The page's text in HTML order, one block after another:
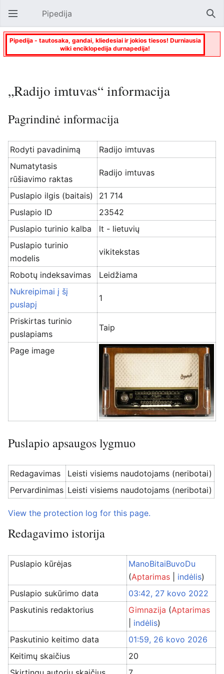
Atverti pagrindinį meniu Pipedija
Pipedija - tautosaka, gandai, kliedesiai ir jokios tiesos! Durniausia
wiki enciklopedija durnapedija!
„Radijo imtuvas“ informacija
Pagrindinė informacija
Rodyti pavadinimą
Radijo imtuvas
Numatytasis
rūšiavimo raktas
Radijo imtuvas
Puslapio ilgis (baitais)
21 714
Puslapio ID
23542
Puslapio turinio kalba
lt - lietuvių
Puslapio turinio
modelis
vikitekstas
Robotų indeksavimas
Leidžiama
Nukreipimai į šį
puslapį
1
Priskirtas turinio
puslapiams
Taip
Page image
Puslapio apsaugos lygmuo
Redagavimas
Leisti visiems naudotojams (neribotai)
Pervardinimas Leisti visiems naudotojams (neribotai)
View the protection log for this page.
Redagavimo istorija
Puslapio kūrėjas
ManoBitaiBuvoDu
(Aptarimas indėlis)
Puslapio sukūrimo data
03:42, 27 kovo 2022
Paskutinis redaktorius
Gimnazija (Aptarimas
indėlis)
Paskutinio keitimo data
01:59, 26 kovo 2026
Keitimų skaičius
20